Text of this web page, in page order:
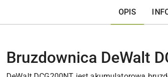
OPIS
Bruzdownica DeWalt